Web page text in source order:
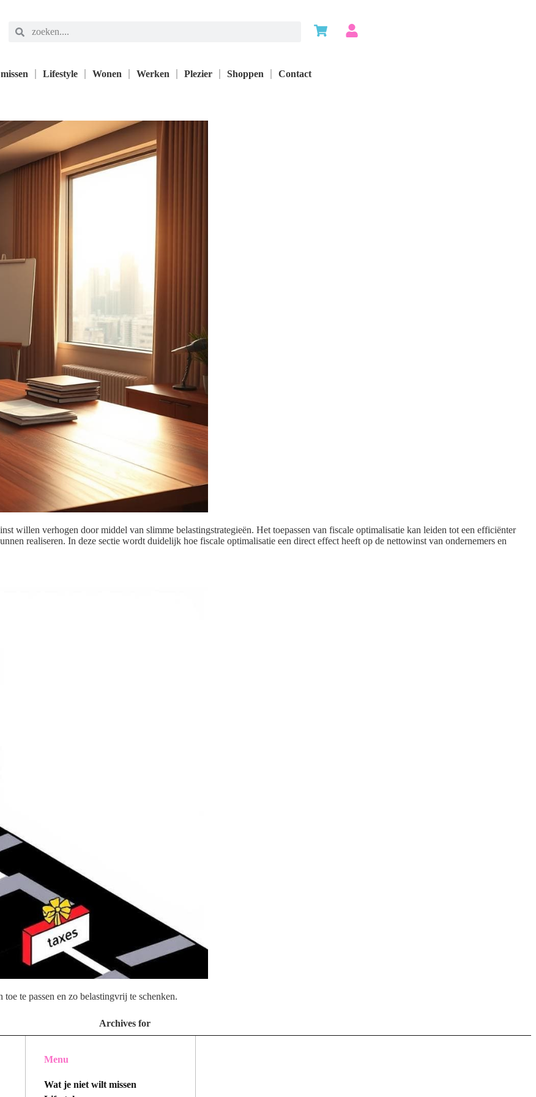
Lifestyle Wonen Werken Plezier Shoppen Contact
willen verhogen door middel van slimme belastingstrategieën. Het toepassen van fiscale optimalisatie kan leiden tot een efficiënter
realiseren. In deze sectie wordt duidelijk hoe fiscale optimalisatie een direct effect heeft op de nettowinst van ondernemers en
te passen en zo belastingvrij te schenken.
Archives for
Menu
Wat je niet wilt missen